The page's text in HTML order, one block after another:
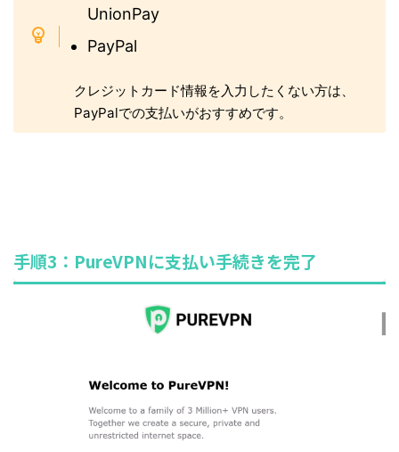
UnionPay
PayPal
クレジットカード情報を入力したくない方は、
PayPalでの支払いがおすすめです。
手順3：PureVPNに支払い手続きを完了